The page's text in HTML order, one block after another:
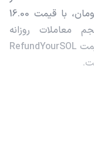
است که با احتساب قیمت تتر 0.9991 تومان، با قیمت 16.00
معاملات روزانه
RefundYourSOL 837.71 دلار است و قیمت RefundYourSOL